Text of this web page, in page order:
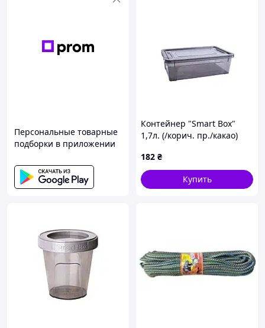
Персональные товарные
подборки в приложении
Контейнер "Smart Box"
1,7л. (/корич. пр./какао)
182 ₴
Купить